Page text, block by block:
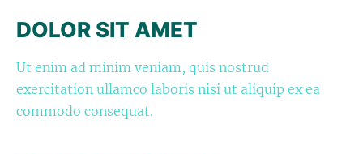
DOLOR SIT AMET
Ut enim ad minim veniam, quis nostrud
exercitation ullamco laboris nisi ut aliquip ex ea
commodo consequat.